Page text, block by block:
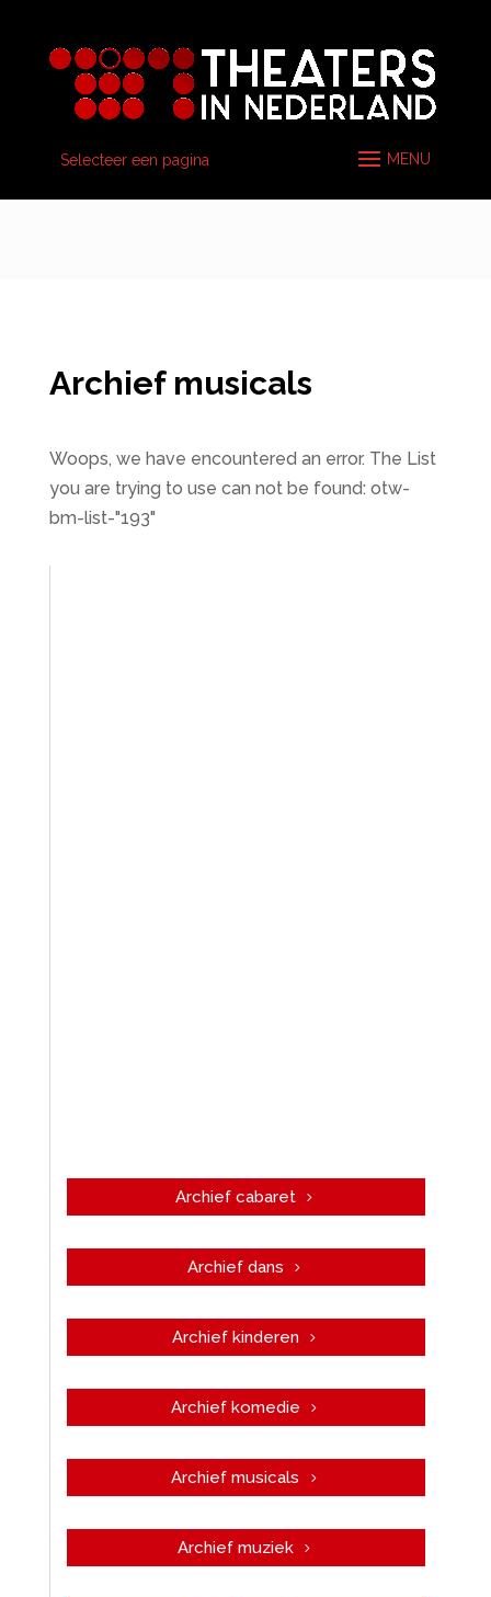
Selecteer een pagina
Archief musicals
Woops, we have encountered an error. The List
you are trying to use can not be found: otw-
bm-list-"193"
Archief cabaret
Archief dans
Archief kinderen
Archief komedie
Archief musicals
Archief muziek